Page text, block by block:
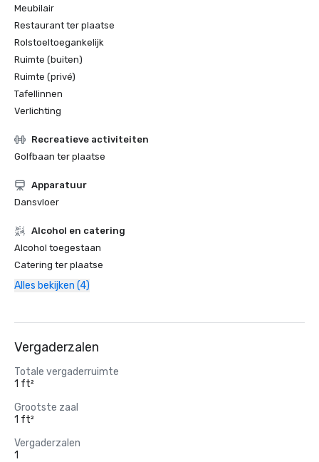
Meubilair
Restaurant ter plaatse
Rolstoeltoegankelijk
Ruimte (buiten)
Ruimte (privé)
Tafellinnen
Verlichting
Recreatieve activiteiten
Golfbaan ter plaatse
Apparatuur
Dansvloer
Alcohol en catering
Alcohol toegestaan
Catering ter plaatse
Alles bekijken (4)
Vergaderzalen
Totale vergaderruimte
1 ft²
Grootste zaal
1 ft²
Vergaderzalen
1